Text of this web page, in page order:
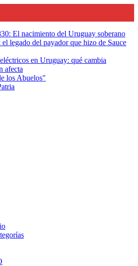
El nacimiento del Uruguay soberano
legado del payador que hizo de Sauce
en Uruguay: qué cambia
afecta
los Abuelos"